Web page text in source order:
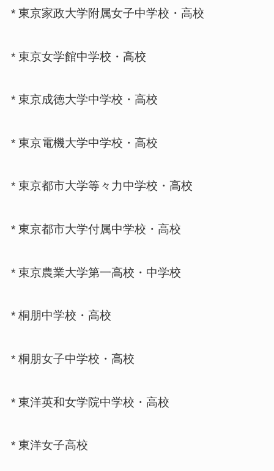
* 東京家政大学附属女子中学校・高校
* 東京女学館中学校・高校
* 東京成徳大学中学校・高校
* 東京電機大学中学校・高校
* 東京都市大学等々力中学校・高校
* 東京都市大学付属中学校・高校
* 東京農業大学第一高校・中学校
* 桐朋中学校・高校
* 桐朋女子中学校・高校
* 東洋英和女学院中学校・高校
* 東洋女子高校